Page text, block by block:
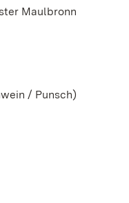
Maulbronn
/ Punsch)